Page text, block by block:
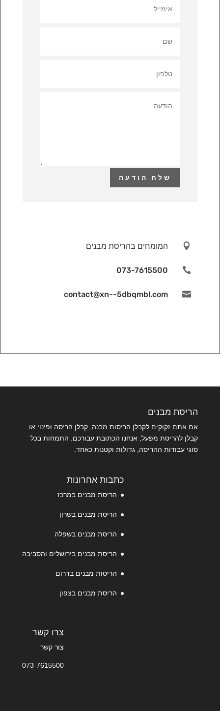
שלח הודעה
 המומחים בהריסת מבנים

073-7615500

contact@xn--5dbqmbl.com
הריסת מבנים
אם אתם זקוקים לקבלן הריסות מבנה, קבלן הריסה ופינוי או
קבלן להריסת מפעל, אנחנו הכתובת עבורכם. התמחות בכל
סוגי עבודות ההריסה, גדולות וקטנות כאחד.
כתבות אחרונות
הריסת מבנים במרכז
הריסת מבנים בשרון
הריסת מבנים בשפלה
הריסת מבנים בירושלים והסביבה
הריסות מבנים בדרום
הריסת מבנים בצפון
צרו קשר
צור קשר
073-7615500